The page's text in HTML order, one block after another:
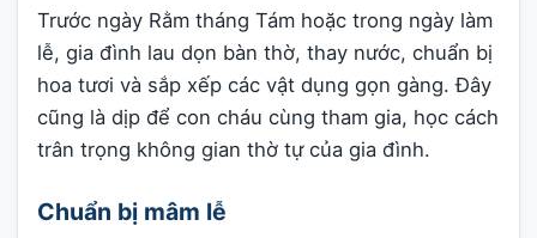
Trước ngày Rằm tháng Tám hoặc trong ngày làm
lễ, gia đình lau dọn bàn thờ, thay nước, chuẩn bị
hoa tươi và sắp xếp các vật dụng gọn gàng. Đây
cũng là dịp để con cháu cùng tham gia, học cách
trân trọng không gian thờ tự của gia đình.
Chuẩn bị mâm lễ